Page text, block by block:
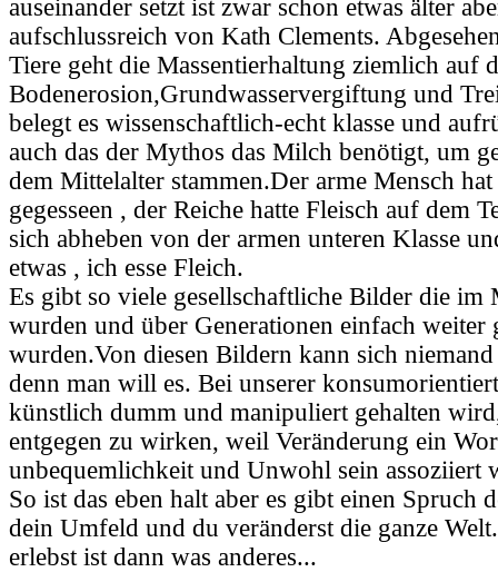
auseinander setzt ist zwar schon etwas älter
aufschlussreich von Kath Clements.
Tiere geht die Massentierhaltung ziemlich auf
Bodenerosion,Grundwasservergiftung und
belegt es wissenschaftlich-echt klasse und
auch das der Mythos das Milch benötigt, um
dem Mittelalter stammen.Der arme Mensch
gegesseen , der Reiche hatte Fleisch auf dem
sich abheben von der armen unteren Klasse
etwas , ich esse Fleich.
Es gibt so viele gesellschaftliche Bilder die im
wurden und über Generationen einfach weiter
wurden.Von diesen Bildern kann sich
denn man will es. Bei unserer
künstlich dumm und manipuliert gehalten
entgegen zu wirken, weil Veränderung ein
unbequemlichkeit und Unwohl sein assoziiert
So ist das eben halt aber es gibt einen Spruch
dein Umfeld und du veränderst die ganze
erlebst ist dann was anderes...